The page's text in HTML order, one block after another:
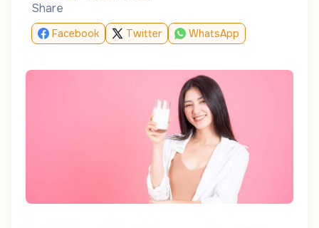
Share
Facebook Twitter WhatsApp